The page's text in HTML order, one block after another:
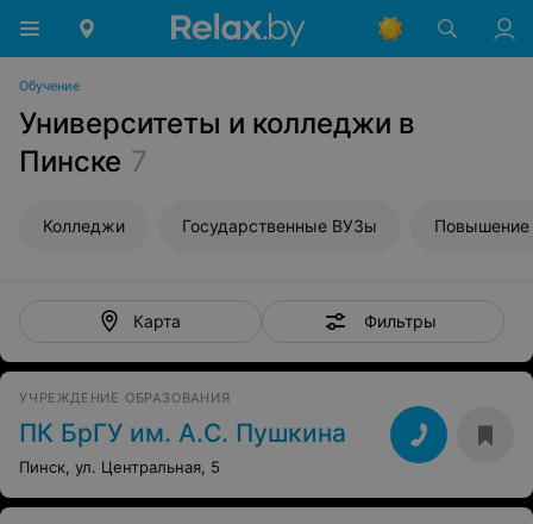
Обучение
Университеты и колледжи в
Пинске 7
Колледжи Государственные ВУЗы Повышение
Карта Фильтры
УЧРЕЖДЕНИЕ ОБРАЗОВАНИЯ
ПК БрГУ им. А.С. Пушкина
Пинск, ул. Центральная, 5